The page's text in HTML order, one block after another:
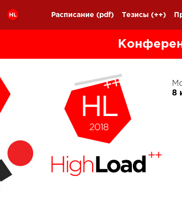
Расписание (pdf) Тезисы (++)
8